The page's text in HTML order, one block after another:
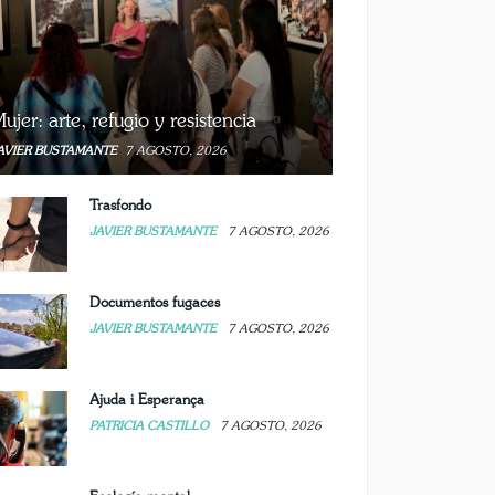
arte, refugio y resistencia
BUSTAMANTE 7 AGOSTO, 2026
Trasfondo
JAVIER BUSTAMANTE 7 AGOSTO, 2026
Documentos fugaces
JAVIER BUSTAMANTE 7 AGOSTO, 2026
Ajuda i Esperança
PATRICIA CASTILLO 7 AGOSTO, 2026